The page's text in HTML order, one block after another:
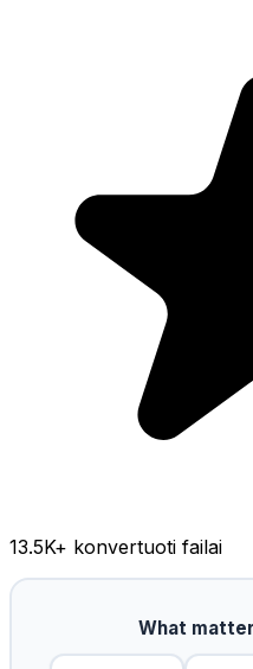
13.5K+ konvertuoti failai
What